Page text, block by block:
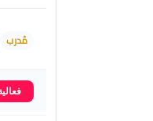
مُدرب